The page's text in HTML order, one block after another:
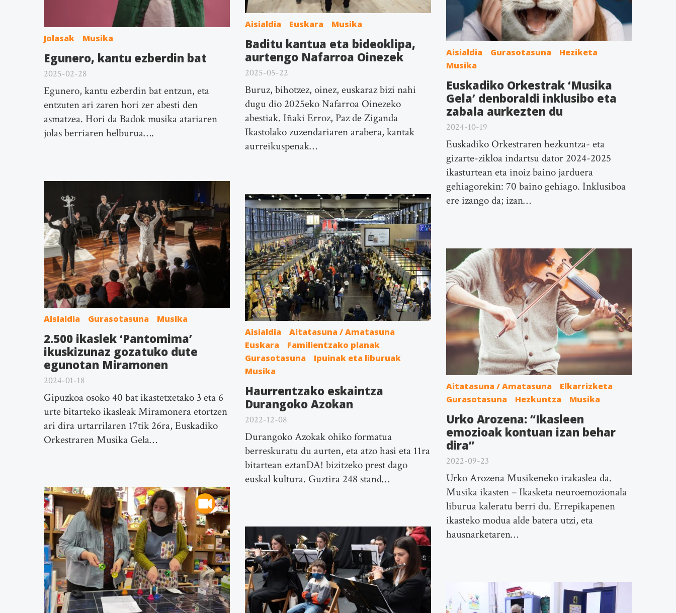
Aisialdia Euskara Musika
Baditu kantua eta bideoklipa,
aurtengo Nafarroa Oinezek
2025-05-22
Buruz, bihotzez, oinez, euskaraz bizi nahi
dugu dio 2025eko Nafarroa Oinezeko
abestiak. Iñaki Erroz, Paz de Ziganda
Ikastolako zuzendariaren arabera, kantak
aurreikuspenak…
Jolasak Musika
Egunero, kantu ezberdin bat
2025-02-28
Egunero, kantu ezberdin bat entzun, eta
entzuten ari zaren hori zer abesti den
asmatzea. Hori da Badok musika atariaren
jolas berriaren helburua….
Aisialdia Gurasotasuna
Heziketa
Musika
Euskadiko Orkestrak ‘Musika
Gela’ denboraldi inklusibo eta
zabala aurkezten du
2024-10-19
Euskadiko Orkestraren hezkuntza- eta
gizarte-zikloa indartsu dator 2024-2025
ikasturtean eta inoiz baino jarduera
gehiagorekin: 70 baino gehiago. Inklusiboa
ere izango da; izan…
Aisialdia Gurasotasuna Musika
2.500 ikaslek ‘Pantomima’
ikuskizunaz gozatuko dute
egunotan Miramonen
2024-01-18
Gipuzkoa osoko 40 bat ikastetxetako 3 eta 6
urte bitarteko ikasleak Miramonera etortzen
ari dira urtarrilaren 17tik 26ra, Euskadiko
Orkestraren Musika Gela…
Aisialdia
Aitatasuna / Amatasuna
Euskara
Familientzako planak
Gurasotasuna
Ipuinak eta liburuak
Musika
Haurrentzako eskaintza
Durangoko Azokan
2022-12-08
Durangoko Azokak ohiko formatua
berreskuratu du aurten, eta atzo hasi eta 11ra
bitartean eztanDA! bizitzeko prest dago
euskal kultura. Guztira 248 stand…
Aitatasuna / Amatasuna
Elkarrizketa
Gurasotasuna
Hezkuntza Musika
Urko Arozena: “Ikasleen
emozioak kontuan izan behar
dira”
2022-09-23
Urko Arozena Musikeneko irakaslea da.
Musika ikasten – Ikasketa neuroemozionala
liburua kaleratu berri du. Errepikapenen
ikasteko modua alde batera utzi, eta
hausnarketaren…